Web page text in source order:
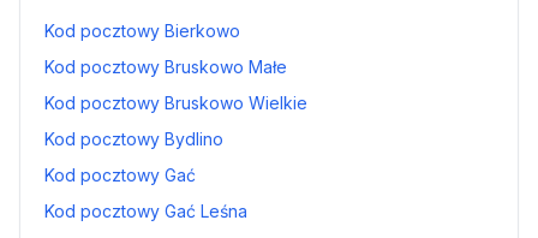
Kod pocztowy Bierkowo
Kod pocztowy Bruskowo Małe
Kod pocztowy Bruskowo Wielkie
Kod pocztowy Bydlino
Kod pocztowy Gać
Kod pocztowy Gać Leśna